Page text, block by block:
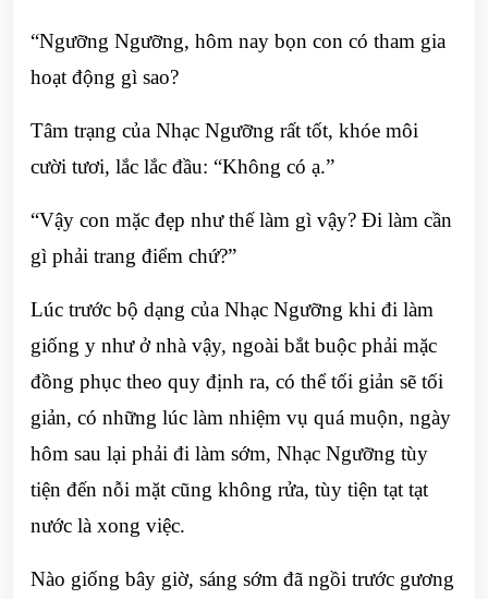
“Ngưỡng Ngưỡng, hôm nay bọn con có tham gia
hoạt động gì sao?
Tâm trạng của Nhạc Ngưỡng rất tốt, khóe môi
cười tươi, lắc lắc đầu: “Không có ạ.”
“Vậy con mặc đẹp như thế làm gì vậy? Đi làm cần
gì phải trang điểm chứ?”
Lúc trước bộ dạng của Nhạc Ngưỡng khi đi làm
giống y như ở nhà vậy, ngoài bắt buộc phải mặc
đồng phục theo quy định ra, có thể tối giản sẽ tối
giản, có những lúc làm nhiệm vụ quá muộn, ngày
hôm sau lại phải đi làm sớm, Nhạc Ngưỡng tùy
tiện đến nỗi mặt cũng không rửa, tùy tiện tạt tạt
nước là xong việc.
Nào giống bây giờ, sáng sớm đã ngồi trước gương